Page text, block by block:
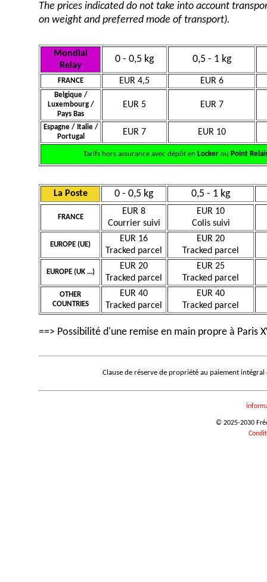
The prices indicated do not take into account
on weight and preferred mode of transport).
Mondial
Relay
0 - 0,5 kg 0,5 - 1 kg
FRANCE EUR 4,5 EUR 6
Belgique /
Luxembourg /
Pays Bas
EUR 5 EUR 7
Espagne / Italie /
Portugal
EUR 7 EUR 10
Tarifs hors assurance avec dépôt en Lockerou Point
La Poste 0 - 0,5 kg 0,5 - 1 kg
FRANCE
EUR 8
Courrier suivi
EUR 10
Colis suivi
EUROPE (UE)
EUR 16
Tracked parcel
EUR 20
Tracked parcel
EUROPE (UK ...)
EUR 20
Tracked parcel
EUR 25
Tracked parcel
OTHER
COUNTRIES
EUR 40
Tracked parcel
EUR 40
Tracked parcel
==> Possibilité d'une remise en main propre à Paris
Clause de réserve de propriété au paiement
© 2025-2030